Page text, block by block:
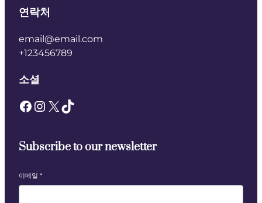
연락처
email@email.com
+123456789
소셜
Facebook Instagram X TikTok
Subscribe to our newsletter
이메일 *